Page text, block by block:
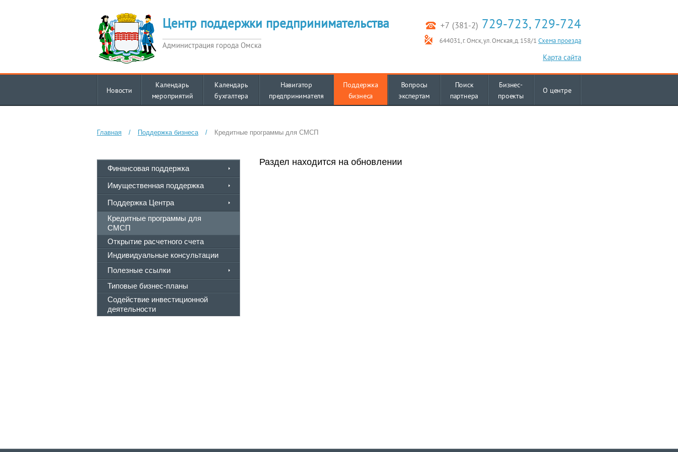
Центр поддержки предпринимательства
Администрация города Омска
+7 (381-2) 729-723, 729-724
644031, г. Омск, ул. Омская, д. 158/1 Схема проезда
Карта сайта
Новости
Календарь
мероприятий
Календарь
бухгалтера
Навигатор
предпринимателя
Поддержка
бизнеса
Вопросы
экспертам
Поиск
партнера
Бизнес-
проекты
О центре
Главная / Поддержка бизнеса / Кредитные программы для СМСП
Финансовая поддержка
Имущественная поддержка
Поддержка Центра
Кредитные программы для
СМСП
Открытие расчетного счета
Индивидуальные консультации
Полезные ссылки
Типовые бизнес-планы
Содействие инвестиционной
деятельности
Раздел находится на обновлении